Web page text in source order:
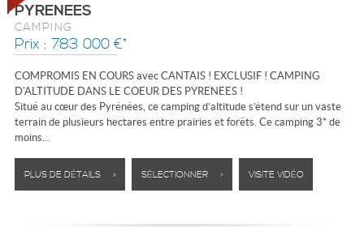
PYRENEES
CAMPING
Prix : 783 000 €*
COMPROMIS EN COURS avec CANTAIS ! EXCLUSIF ! CAMPING
D'ALTITUDE DANS LE COEUR DES PYRENEES !
Situé au cœur des Pyrénées, ce camping d’altitude s’étend sur un vaste
terrain de plusieurs hectares entre prairies et forêts. Ce camping 3* de
moins...
PLUS DE DÉTAILS > SÉLECTIONNER > VISITE VIDÉO